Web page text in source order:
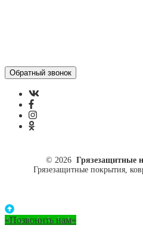
© 2026 Грязезащитные
Грязезащитные покрытия,
«Позвонить нам»